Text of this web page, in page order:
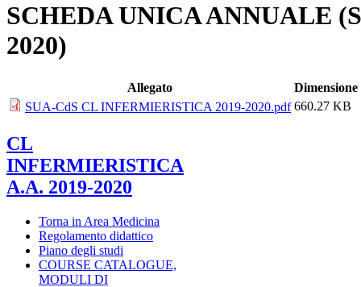
SCHEDA UNICA ANNUALE
2020)
Allegato
Dimensione
SUA-CdS CL INFERMIERISTICA 2019-2020.pdf 660.27 KB
CL
INFERMIERISTICA
A.A. 2019-2020
Torna in Area Medicina
Regolamento didattico
Piano degli studi
COURSE CATALOGUE,
MODULI DI